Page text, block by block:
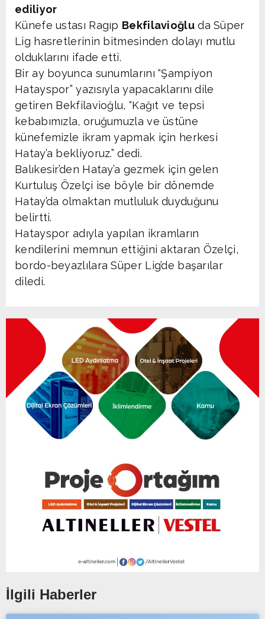
ediliyor
Künefe ustası Ragıp Bekfilavioğluda Süper
Lig hasretlerinin bitmesinden dolayı mutlu
olduklarını ifade etti.
Bir ay boyunca sunumlarını “Şampiyon
Hatayspor” yazısıyla yapacaklarını dile
getiren Bekfilavioğlu, “Kağıt ve tepsi
kebabımızla, oruğumuzla ve üstüne
künefemizle ikram yapmak için herkesi
Hatay’a bekliyoruz.” dedi.
Balıkesir’den Hatay’a gezmek için gelen
Kurtuluş Özelçi ise böyle bir dönemde
Hatay’da olmaktan mutluluk duyduğunu
belirtti.
Hatayspor adıyla yapılan ikramların
kendilerini memnun ettiğini aktaran Özelçi,
bordo-beyazlılara Süper Lig’de başarılar
diledi.
İlgili Haberler